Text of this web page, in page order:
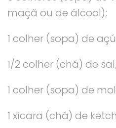
maçã ou de álcool);
1 colher (sopa) de
1/2 colher (chá) de sal;
1 colher (sopa) de
1 xícara (chá) de